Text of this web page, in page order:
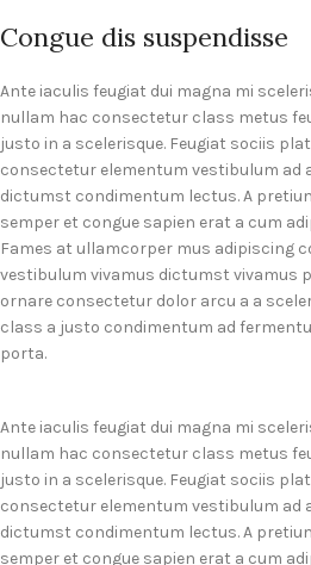
Congue dis suspendisse
Ante iaculis feugiat dui magna mi
nullam hac consectetur class metus
justo in a scelerisque. Feugiat sociis
consectetur elementum vestibulum ad
dictumst condimentum lectus. A
semper et congue sapien erat a cum
Fames at ullamcorper mus adipiscing
vestibulum vivamus dictumst vivamus
ornare consectetur dolor arcu a a
class a justo condimentum ad
porta.
Ante iaculis feugiat dui magna mi
nullam hac consectetur class metus
justo in a scelerisque. Feugiat sociis
consectetur elementum vestibulum ad
dictumst condimentum lectus. A
semper et congue sapien erat a cum